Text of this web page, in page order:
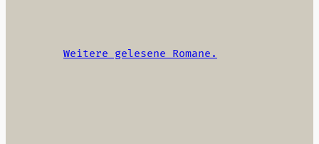
Weitere gelesene Romane.